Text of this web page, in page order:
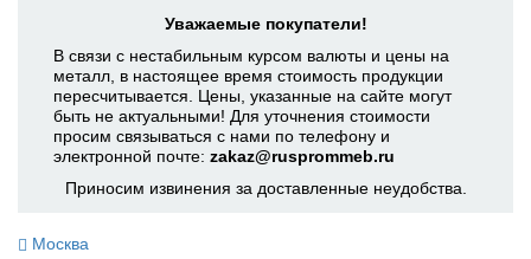
Уважаемые покупатели!
В связи с нестабильным курсом валюты и цены на
металл, в настоящее время стоимость продукции
пересчитывается. Цены, указанные на сайте могут
быть не актуальными! Для уточнения стоимости
просим связываться с нами по телефону и
электронной почте: zakaz@rusprommeb.ru
Приносим извинения за доставленные неудобства.
Москва